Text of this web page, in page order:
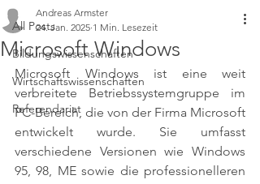
All Posts
Bildungswissenschaften
Wirtschaftswissenschaften
Referendariat
Microsoft Windows
Andreas Armster
24. Jan. 2025 1 Min. Lesezeit
Microsoft Windows ist eine weit
verbreitete Betriebssystemgruppe im
PC-Bereich, die von der Firma Microsoft
entwickelt wurde. Sie umfasst
verschiedene Versionen wie Windows
95, 98, ME sowie die professionelleren